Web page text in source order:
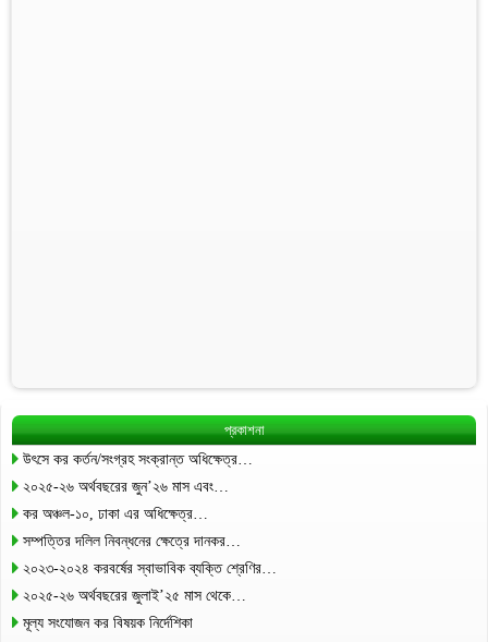
প্রকাশনা
উৎসে কর কর্তন/সংগ্রহ সংক্রান্ত অধিক্ষেত্র…
২০২৫-২৬ অর্থবছরের জুন’২৬ মাস এবং…
কর অঞ্চল-১০, ঢাকা এর অধিক্ষেত্র…
সম্পত্তির দলিল নিবন্ধনের ক্ষেত্রে দানকর…
২০২৩-২০২৪ করবর্ষের স্বাভাবিক ব্যক্তি শ্রেণির…
২০২৫-২৬ অর্থবছরের জুলাই’২৫ মাস থেকে…
মূল্য সংযোজন কর বিষয়ক নির্দেশিকা